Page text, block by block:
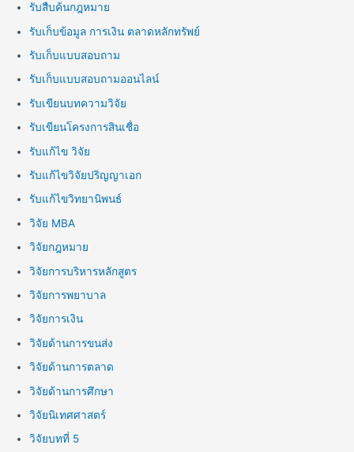
รับสืบค้นกฎหมาย
รับเก็บข้อมูล การเงิน ตลาดหลักทรัพย์
รับเก็บแบบสอบถาม
รับเก็บแบบสอบถามออนไลน์
รับเขียนบทความวิจัย
รับเขียนโครงการสินเชื่อ
รับแก้ไข วิจัย
รับแก้ไขวิจัยปริญญาเอก
รับแก้ไขวิทยานิพนธ์
วิจัย MBA
วิจัยกฎหมาย
วิจัยการบริหารหลักสูตร
วิจัยการพยาบาล
วิจัยการเงิน
วิจัยด้านการขนส่ง
วิจัยด้านการตลาด
วิจัยด้านการศึกษา
วิจัยนิเทศศาสตร์
วิจัยบทที่ 5